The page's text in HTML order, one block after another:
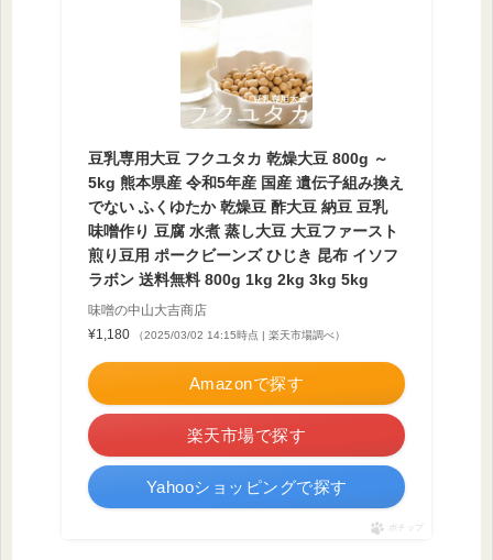
豆乳専用大豆 フクユタカ 乾燥大豆 800g ～
5kg 熊本県産 令和5年産 国産 遺伝子組み換え
でない ふくゆたか 乾燥豆 酢大豆 納豆 豆乳
味噌作り 豆腐 水煮 蒸し大豆 大豆ファースト
煎り豆用 ポークビーンズ ひじき 昆布 イソフ
ラボン 送料無料 800g 1kg 2kg 3kg 5kg
味噌の中山大吉商店
¥1,180
（2025/03/02 14:15時点 | 楽天市場調べ）
Amazonで探す
楽天市場で探す
Yahooショッピングで探す
ポチップ